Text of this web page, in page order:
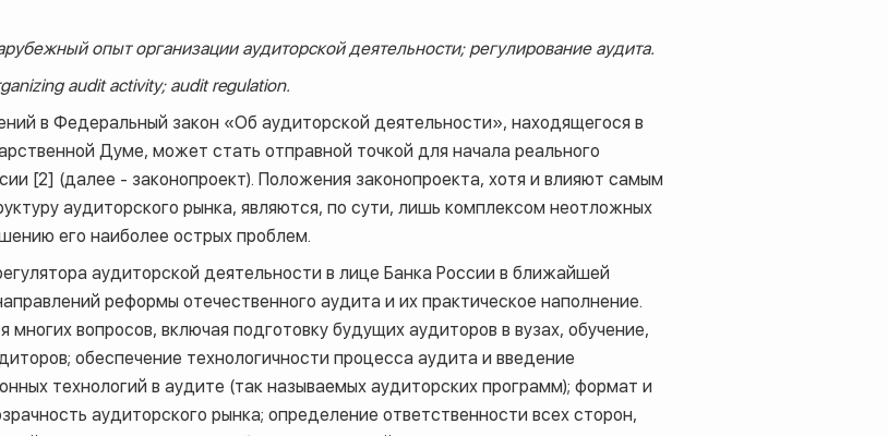
опыт организации аудиторской деятельности; регулирование аудита.
audit activity; audit regulation.
в Федеральный закон «Об аудиторской деятельности», находящегося в
Думе, может стать отправной точкой для начала реального
[2] (далее - законопроект). Положения законопроекта, хотя и влияют самым
аудиторского рынка, являются, по сути, лишь комплексом неотложных
его наиболее острых проблем.
аудиторской деятельности в лице Банка России в ближайшей
реформы отечественного аудита и их практическое наполнение.
вопросов, включая подготовку будущих аудиторов в вузах, обучение,
обеспечение технологичности процесса аудита и введение
технологий в аудите (так называемых аудиторских программ); формат и
аудиторского рынка; определение ответственности всех сторон,